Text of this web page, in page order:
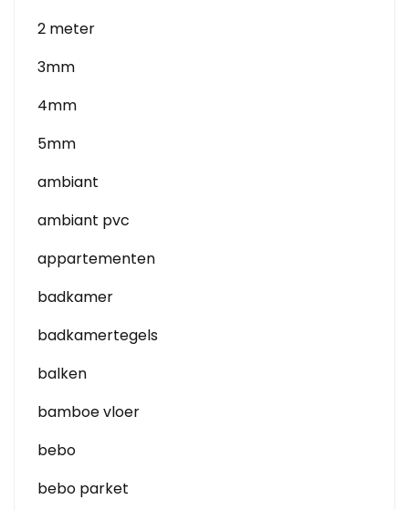
2 meter
3mm
4mm
5mm
ambiant
ambiant pvc
appartementen
badkamer
badkamertegels
balken
bamboe vloer
bebo
bebo parket